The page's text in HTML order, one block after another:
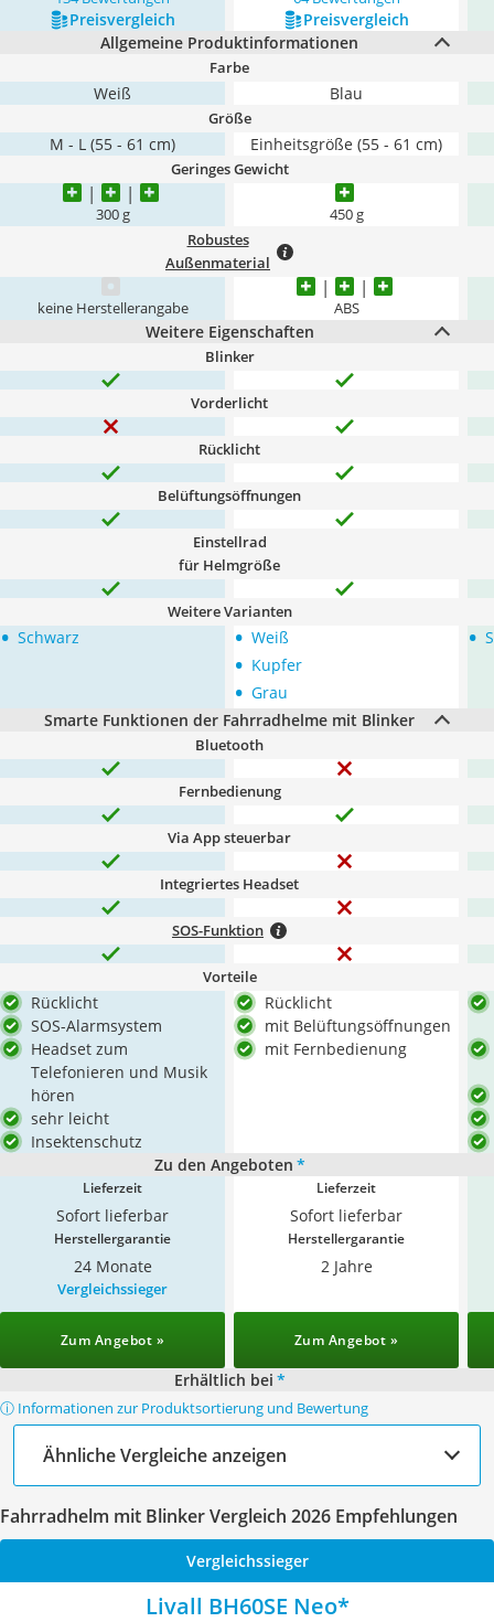
Preis­vergleich
Preis­vergleich
Allgemeine Produktinformationen
Farbe
Weiß Blau
Größe
M - L (55 - 61 cm) Einheitsgröße (55 - 61 cm)
Geringes Gewicht
300 g 450 g
Robustes
Außenmaterial
keine Herstellerangabe ABS
Weitere Eigenschaften
Blinker
Vorderlicht
Rücklicht
Belüftungsöffnungen
Einstellrad
für Helmgröße
Weitere Varianten
• Schwarz • Weiß
• Kupfer
• Grau
•
Smarte Funktionen der Fahrradhelme mit Blinker
Bluetooth
Fernbedienung
Via App steuerbar
Integriertes Headset
SOS-Funktion
Vorteile
Rücklicht
SOS-Alarmsystem
Headset zum
Telefonieren und Musik
hören
sehr leicht
Insektenschutz
Rücklicht
mit Belüftungsöffnungen
mit Fernbedienung
Zu den Angeboten *
Lieferzeit
Sofort lieferbar
Lieferzeit
Sofort lieferbar
Herstellergarantie
24 Monate
Herstellergarantie
2 Jahre
Vergleichssieger
Zum Angebot » Zum Angebot »
Erhältlich bei *
ⓘ Informationen zur Produktsortierung und Bewertung
Ähnliche Vergleiche anzeigen
Fahrradhelm mit Blinker Vergleich 2026 Empfehlungen
Vergleichssieger
Livall BH60SE Neo